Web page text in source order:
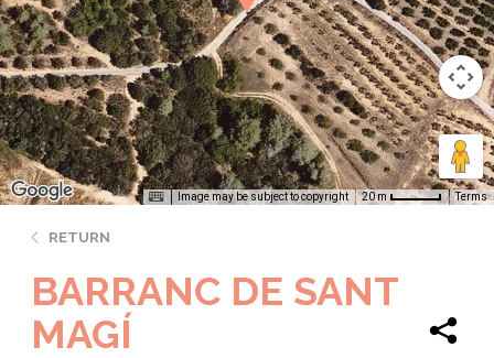
Image may be subject to copyright 20 m Terms
RETURN
BARRANC DE SANT
MAGÍ